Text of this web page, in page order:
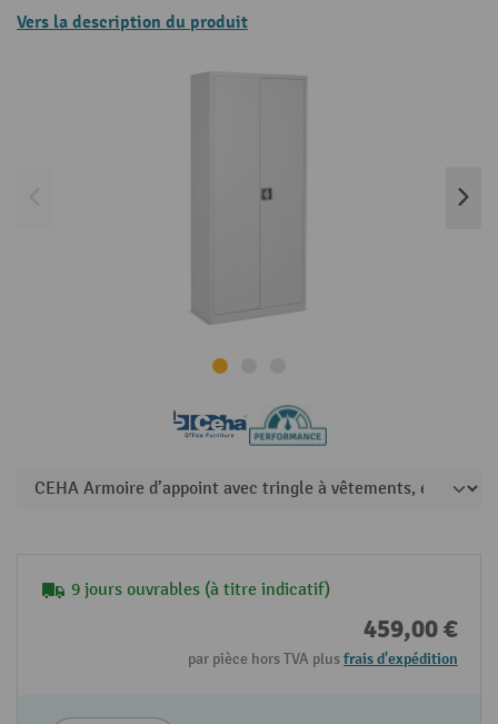
Vers la description du produit
9 jours ouvrables (à titre indicatif)
459,00 €
par pièce hors TVA plusfrais d'expédition